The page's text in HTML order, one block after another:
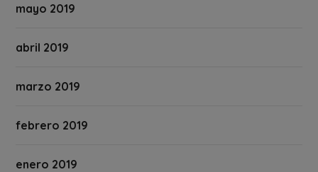
mayo 2019
abril 2019
marzo 2019
febrero 2019
enero 2019